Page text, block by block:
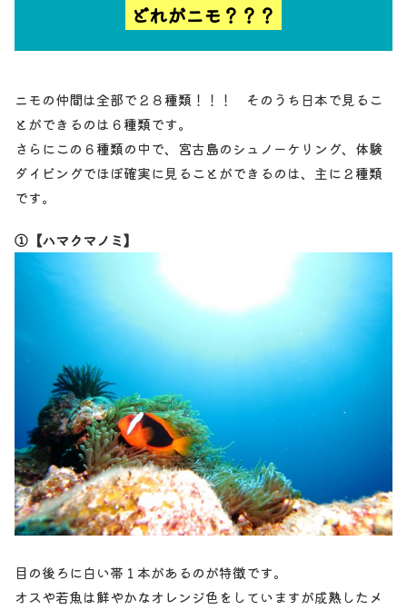
どれがニモ？？？
ニモの仲間は全部で２８種類！！！ そのうち日本で見るこ
とができるのは６種類です。
さらにこの６種類の中で、宮古島のシュノーケリング、体験
ダイビングでほぼ確実に見ることができるのは、主に２種類
です。
①【ハマクマノミ】
目の後ろに白い帯１本があるのが特徴です。
オスや若魚は鮮やかなオレンジ色をしていますが成熟したメ